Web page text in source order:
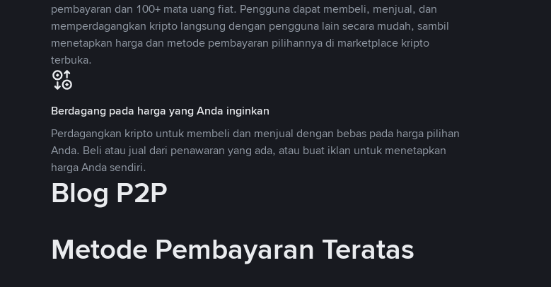
pembayaran dan 100+ mata uang fiat. Pengguna dapat membeli, menjual, dan
memperdagangkan kripto langsung dengan pengguna lain secara mudah, sambil
menetapkan harga dan metode pembayaran pilihannya di marketplace kripto
terbuka.
Berdagang pada harga yang Anda inginkan
Perdagangkan kripto untuk membeli dan menjual dengan bebas pada harga pilihan
Anda. Beli atau jual dari penawaran yang ada, atau buat iklan untuk menetapkan
harga Anda sendiri.
Blog P2P
Metode Pembayaran Teratas